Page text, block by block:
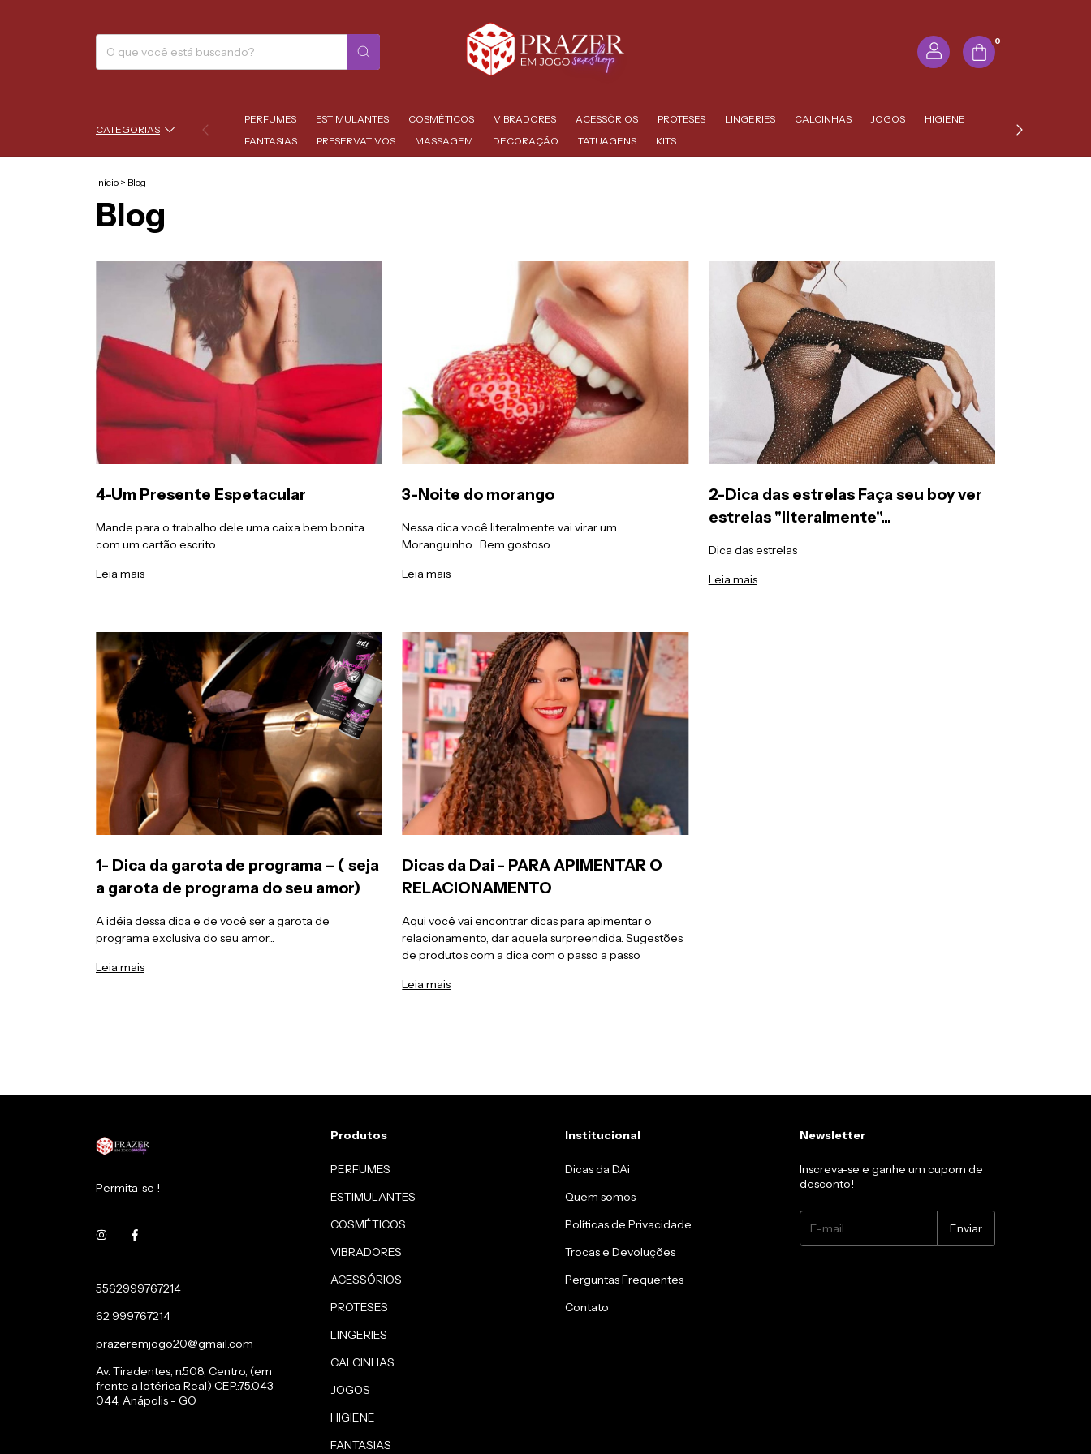
0
CATEGORIAS
PERFUMES ESTIMULANTES COSMÉTICOS VIBRADORES ACESSÓRIOS PROTESES LINGERIES CALCINHAS JOGOS
HIGIENE
FANTASIAS
PRESERVATIVOS MASSAGEM DECORAÇÃO TATUAGENS KITS
Início > Blog
Blog
4-Um Presente Espetacular
Mande para o trabalho dele uma caixa bem bonita
com um cartão escrito:
Leia mais
3-Noite do morango
Nessa dica você literalmente vai virar um
Moranguinho... Bem gostoso.
Leia mais
2-Dica das estrelas Faça seu boy ver
estrelas ''literalmente''...
Dica das estrelas
Leia mais
1- Dica da garota de programa – ( seja
a garota de programa do seu amor)
A idéia dessa dica e de você ser a garota de
programa exclusiva do seu amor...
Leia mais
Dicas da Dai - PARA APIMENTAR O
RELACIONAMENTO
Aqui você vai encontrar dicas para apimentar o
relacionamento, dar aquela surpreendida. Sugestões
de produtos com a dica com o passo a passo
Leia mais
Permita-se !
5562999767214
62 999767214
prazeremjogo20@gmail.com
Av. Tiradentes, n.508, Centro, (em
frente a lotérica Real) CEP.:75.043-
044, Anápolis - GO
Produtos
PERFUMES
ESTIMULANTES
COSMÉTICOS
VIBRADORES
ACESSÓRIOS
PROTESES
LINGERIES
CALCINHAS
JOGOS
HIGIENE
FANTASIAS
Institucional
Dicas da DAi
Quem somos
Políticas de Privacidade
Trocas e Devoluções
Perguntas Frequentes
Contato
Newsletter
Inscreva-se e ganhe um cupom de
desconto!